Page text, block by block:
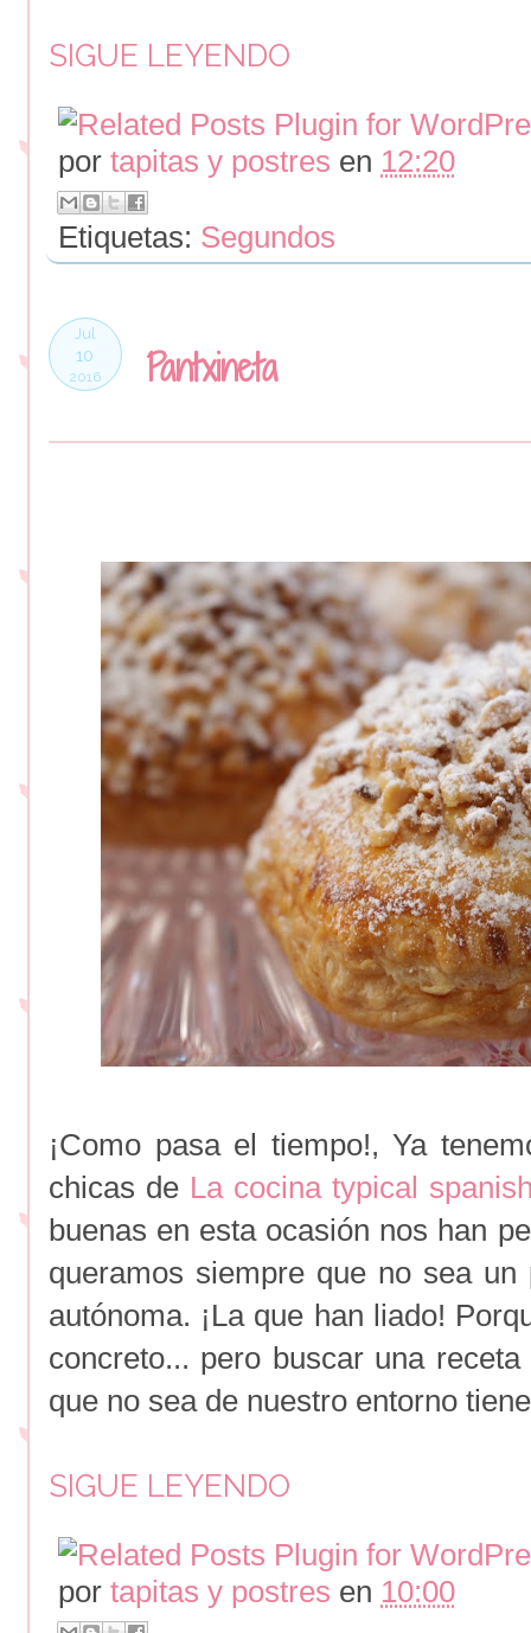
SIGUE LEYENDO
por tapitas y postres en 12:20
Etiquetas: Segundos
Jul
10
2016 Pantxineta
¡Como pasa el tiempo!, Ya
chicas de La cocina typical
buenas en esta ocasión nos han
queramos siempre que no sea
autónoma. ¡La que han liado!
concreto... pero buscar una
que no sea de nuestro entorno
SIGUE LEYENDO
por tapitas y postres en 10:00